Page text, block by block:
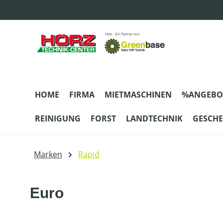
HOME FIRMA MIETMASCHINEN
REINIGUNG FORST LANDTECHNIK
Marken Rapid
Euro